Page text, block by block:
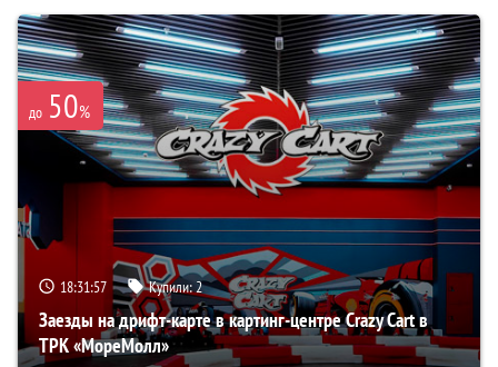
до 50%
18:31:56 Купили:2
Заезды на дрифт-карте в картинг-центре Crazy Cart в
ТРК «МореМолл»